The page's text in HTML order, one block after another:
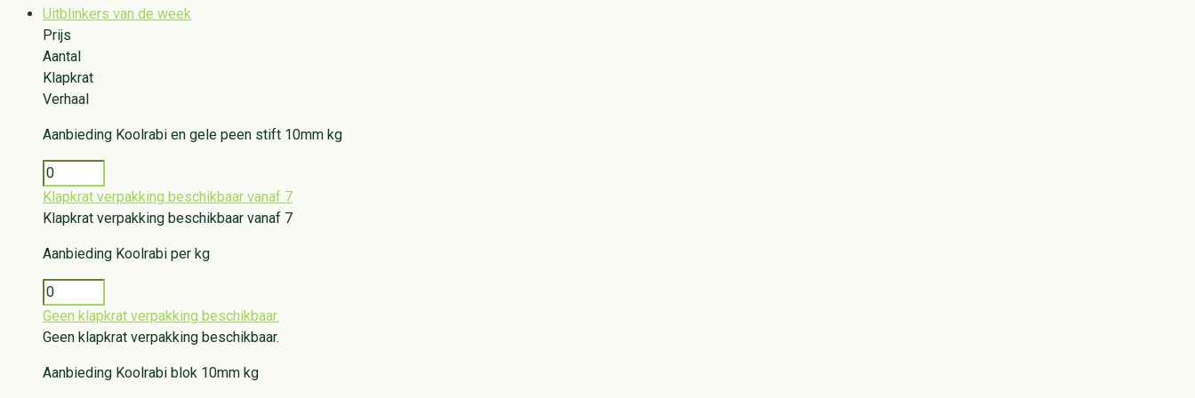
Uitblinkers van de week
Prijs
Aantal
Klapkrat
Verhaal
Aanbieding Koolrabi en gele peen stift 10mm kg
Klapkrat verpakking beschikbaar vanaf 7
Klapkrat verpakking beschikbaar vanaf 7
Aanbieding Koolrabi per kg
Geen klapkrat verpakking beschikbaar.
Geen klapkrat verpakking beschikbaar.
Aanbieding Koolrabi blok 10mm kg